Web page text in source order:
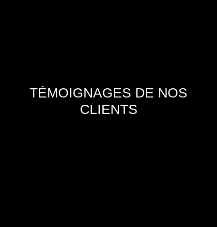
TÉMOIGNAGES DE NOS
CLIENTS